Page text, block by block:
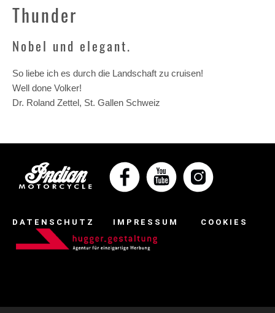
Thunder
Nobel und elegant.
So liebe ich es durch die Landschaft zu cruisen!
Well done Volker!
Dr. Roland Zettel, St. Gallen Schweiz
DATENSCHUTZ IMPRESSUM COOKIES